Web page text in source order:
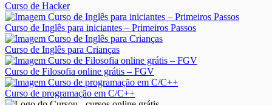
Curso de Hacker
Curso de Inglês para iniciantes – Primeiros Passos
Curso de Inglês para Crianças
Curso de Filosofia online grátis – FGV
Curso de programação em C/C++